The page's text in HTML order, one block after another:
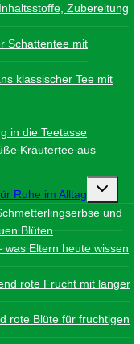
Zubereitung
Schattentee mit
klassischer Tee mit
in die Teetasse
Kräutertee aus
Ruhe im Alltag
und
Blüten
was Eltern heute wissen
rote Frucht mit langer
rote Blüte für fruchtigen